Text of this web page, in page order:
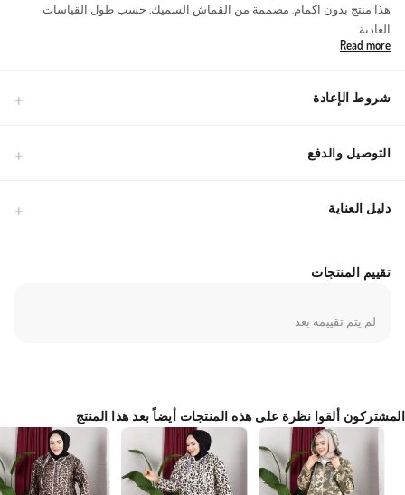
هذا منتج بدون اكمام. مصممة من القماش السميك. حسب طول القياسات
العادية.
POLAR HIRKA
Read more
شروط الإعادة
التوصيل والدفع
دليل العناية
تقييم المنتجات
لم يتم تقييمه بعد
المشتركون ألقوا نظرة على هذه المنتجات أيضاً بعد هذا المنتج